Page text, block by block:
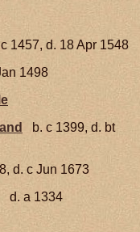
c 1457, d. 18 Apr 1548
1498
b. c 1399, d. bt
d. c Jun 1673
d. a 1334